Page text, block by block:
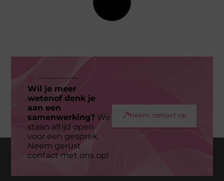
Wil je meer
wetenof denk je
aan een
samenwerking?We
staan altijd open
voor een gesprek.
Neem gerust
contact met ons op!
Neem contact op